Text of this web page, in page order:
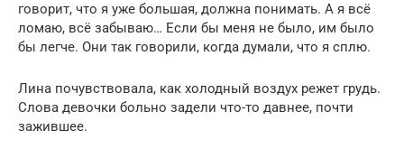
говорит, что я уже большая, должна понимать. А я всё
ломаю, всё забываю… Если бы меня не было, им было
бы легче. Они так говорили, когда думали, что я сплю.
Лина почувствовала, как холодный воздух режет грудь.
Слова девочки больно задели что-то давнее, почти
зажившее.